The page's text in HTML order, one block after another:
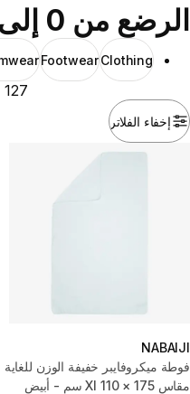
الرضع من 0 إلى 4 سنوات
Clothing
Footwear
إخفاء الفلاتر
127 المنتجات
NABAIJI
فوطة ميكروفايبر خفيفة الوزن للغاية
مقاس Xl 110 × 175 سم - أبيض